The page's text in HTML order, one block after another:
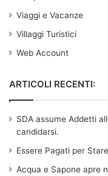
Viaggi e Vacanze
Villaggi Turistici
Web Account
ARTICOLI RECENTI:
SDA assume Addetti
candidarsi.
Essere Pagati per
Acqua e Sapone apre